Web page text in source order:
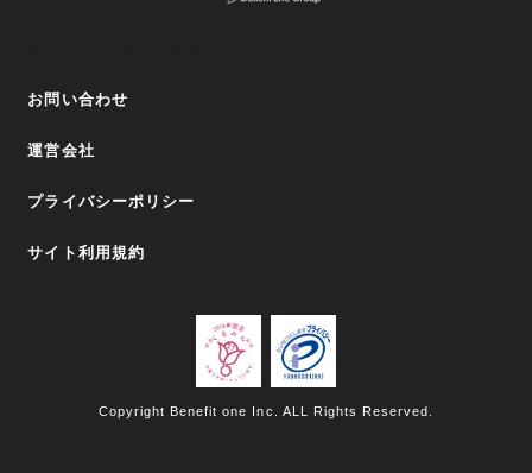
お問い合わせ
運営会社
プライバシーポリシー
サイト利用規約
Copyright Benefit one Inc. ALL Rights Reserved.